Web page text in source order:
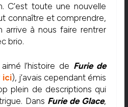
C’est toute une nouvelle
connaître et comprendre,
arrive à nous faire rentrer
brio.
l’histoire de Furie de
ici), j’avais cependant émis
plein de descriptions qui
Dans Furie de Glace,